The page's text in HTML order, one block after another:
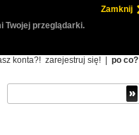
Zamknij
Twojej przeglądarki.
konta?! zarejestruj się! po co?